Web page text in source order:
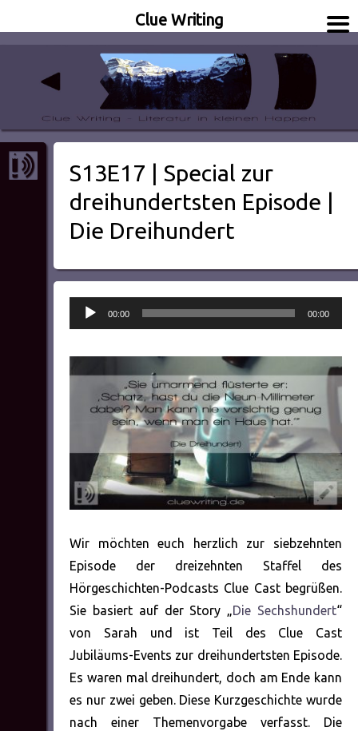
Clue Writing
Literatur in kleinen Happen
S13E17 | Special zur
dreihundertsten Episode |
Die Dreihundert
Audio-
Player
00:00 00:00
Wir möchten euch herzlich zur siebzehnten
Episode der dreizehnten Staffel des
Hörgeschichten-Podcasts Clue Cast begrüßen.
Sie basiert auf der Story „Die Sechshundert“
von Sarah und ist Teil des Clue Cast
Jubiläums-Events zur dreihundertsten Episode.
Es waren mal dreihundert, doch am Ende kann
es nur zwei geben. Diese Kurzgeschichte wurde
nach einer Themenvorgabe verfasst. Die
Clue Writing